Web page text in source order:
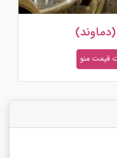
دریافت قیمت منو